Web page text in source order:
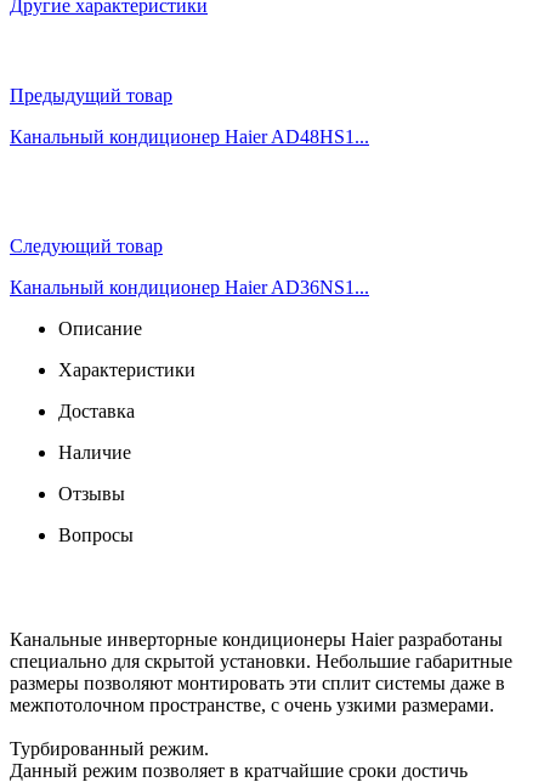
Другие характеристики
Предыдущий товар
Канальный кондиционер Haier AD48HS1...
Следующий товар
Канальный кондиционер Haier AD36NS1...
Описание
Характеристики
Доставка
Наличие
Отзывы
Вопросы
Канальные инверторные кондиционеры Haier разработаны
специально для скрытой установки. Небольшие габаритные
размеры позволяют монтировать эти сплит системы даже в
межпотолочном пространстве, с очень узкими размерами.
Турбированный режим.
Данный режим позволяет в кратчайшие сроки достичь